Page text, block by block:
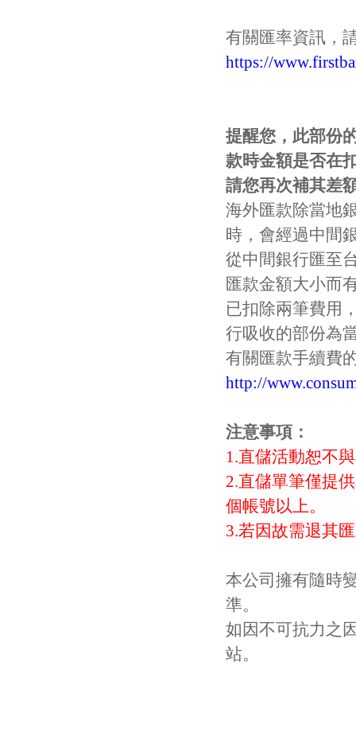
有關匯率資訊，
https://
提醒您，此部份
款時金額是否在
請您再次補其差
海外匯款除當地
時，會經過中間
從中間銀行匯至
匯款金額大小而
已扣除兩筆費用
行吸收的部份為
有關匯款手續費
http://
注意事項：
1.直儲活動恕不
2.直儲單筆僅提
個帳號以上。
3.若因故需退其
本公司擁有隨時
準。
如因不可抗力之
站。